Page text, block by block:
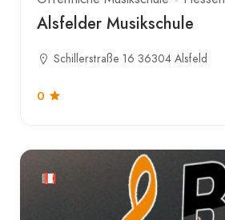
Alsfelder Musikschule
Schillerstraße 16 36304 Alsfeld
0